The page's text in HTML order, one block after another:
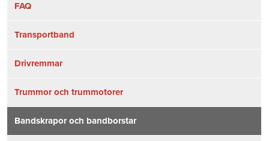
FAQ
Transportband
Drivremmar
Trummor och trummotorer
Bandskrapor och bandborstar